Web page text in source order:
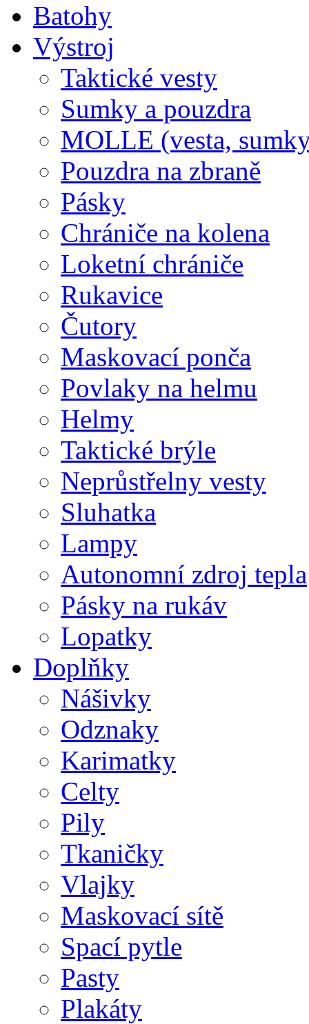
Batohy
Výstroj
Taktické vesty
Sumky a pouzdra
MOLLE (vesta,
Pouzdra na zbraně
Pásky
Chrániče na kolena
Loketní chrániče
Rukavice
Čutory
Maskovací ponča
Povlaky na helmu
Helmy
Taktické brýle
Neprůstřelny vesty
Sluhatka
Lampy
Autonomní zdroj tepla
Pásky na rukáv
Lopatky
Doplňky
Nášivky
Odznaky
Karimatky
Celty
Pily
Tkaničky
Vlajky
Maskovací sítě
Spací pytle
Pasty
Plakáty